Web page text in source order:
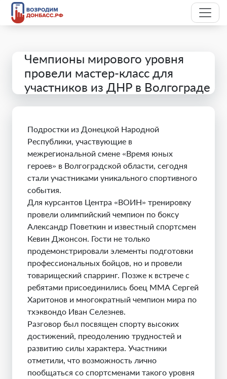
Чемпионы мирового уровня
провели мастер-класс для
участников из ДНР в Волгограде
Подростки из Донецкой Народной
Республики, участвующие в
межрегиональной смене «Время юных
героев» в Волгоградской области, сегодня
стали участниками уникального спортивного
события.
Для курсантов Центра «ВОИН» тренировку
провели олимпийский чемпион по боксу
Александр Поветкин и известный спортсмен
Кевин Джонсон. Гости не только
продемонстрировали элементы подготовки
профессиональных бойцов, но и провели
товарищеский спарринг. Позже к встрече с
ребятами присоединились боец ММА Сергей
Харитонов и многократный чемпион мира по
тхэквондо Иван Селезнев.
Разговор был посвящен спорту высоких
достижений, преодолению трудностей и
развитию силы характера. Участники
отметили, что возможность лично
пообщаться со спортсменами такого уровня